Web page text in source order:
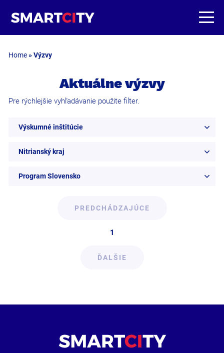
Home»Výzvy
Aktuálne výzvy
Pre rýchlejšie vyhľadávanie použite filter.
Výskumné inštitúcie
Nitrianský kraj
Program Slovensko
PREDCHÁDZAJÚCE
1
ĎALŠIE